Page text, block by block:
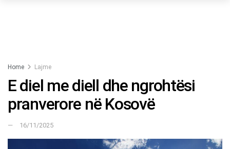
Home Lajme
E diel me diell dhe ngrohtësi
pranverore në Kosovë
16/11/2025